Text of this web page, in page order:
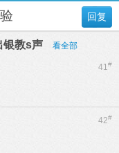
回复
银教s声 看全部
41#
42#